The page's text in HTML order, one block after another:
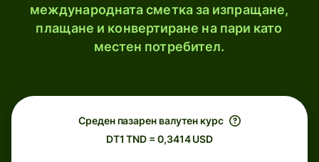
международната сметка за изпращане,
плащане и конвертиране на пари като
местен потребител.
Среден пазарен валутен курс
DT1 TND = 0,3414 USD